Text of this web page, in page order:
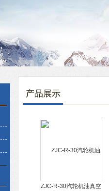
产品展示
ZJC-R-30汽轮机油真空